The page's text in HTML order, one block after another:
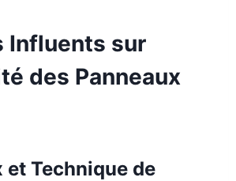
Influents sur
des Panneaux
et Technique de